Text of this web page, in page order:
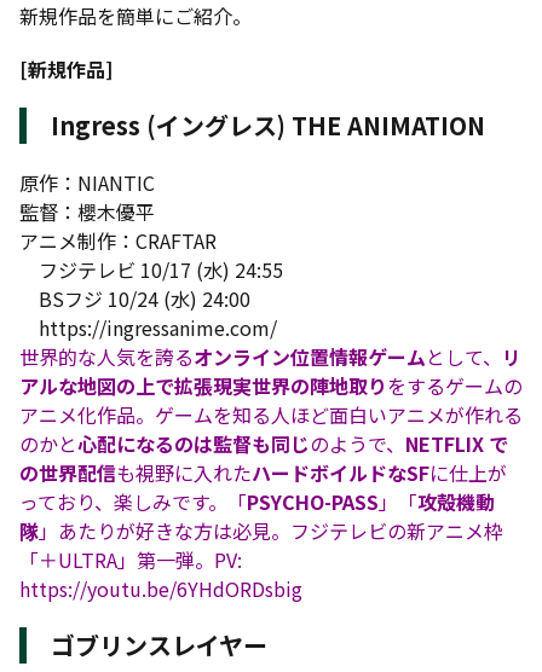
新規作品を簡単にご紹介。
[新規作品]
Ingress (イングレス) THE ANIMATION
原作：NIANTIC
監督：櫻木優平
アニメ制作：CRAFTAR
フジテレビ 10/17 (水) 24:55
BSフジ 10/24 (水) 24:00
https://ingressanime.com/
世界的な人気を誇るオンライン位置情報ゲームとして、 リ
アルな地図の上で拡張現実世界の陣地取りをするゲームの
アニメ化作品。ゲームを知る人ほど面白いアニメが作れる
のかと心配になるのは監督も同じのようで、 NETFLIX で
の世界配信も視野に入れたハードボイルドなSFに仕上が
っており、楽しみです。「PSYCHO-PASS」「攻殻機動
隊」あたりが好きな方は必見。フジテレビの新アニメ枠
「＋ULTRA」第一弾。PV:
https://youtu.be/6YHdORDsbig
ゴブリンスレイヤー